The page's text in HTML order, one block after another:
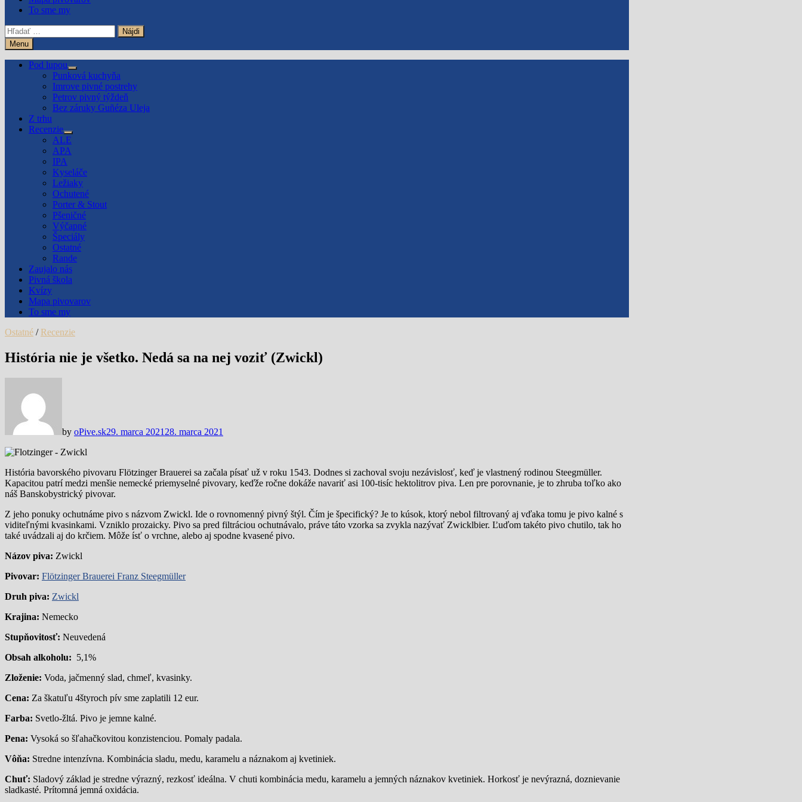
To sme my
Hľadať:
Menu
Pod lupou
Show
sub
menu
Punková kuchyňa
Imrove pivné postrehy
Petrov pivný týždeň
Bez záruky Guñéza Uleja
Z trhu
Recenzie
Show
sub
menu
ALE
APA
IPA
Kyseláče
Ležiaky
Ochutené
Porter & Stout
Pšeničné
Výčapné
Špeciály
Ostatné
Rande
Zaujalo nás
Pivná škola
Kvízy
Mapa pivovarov
To sme my
Ostatné / Recenzie
História nie je všetko. Nedá sa na nej voziť (Zwickl)
by oPive.sk29. marca 2021 28. marca 2021
História bavorského pivovaru Flötzinger Brauerei sa začala písať už v roku 1543. Dodnes si zachoval svoju nezávislosť, keď je vlastnený rodinou Steegmüller.
Kapacitou patrí medzi menšie nemecké priemyselné pivovary, keďže ročne dokáže navariť asi 100-tisíc hektolitrov piva. Len pre porovnanie, je to zhruba toľko ako
náš Banskobystrický pivovar.
Z jeho ponuky ochutnáme pivo s názvom Zwickl. Ide o rovnomenný pivný štýl. Čím je špecifický? Je to kúsok, ktorý nebol filtrovaný aj vďaka tomu je pivo kalné s
viditeľnými kvasinkami. Vzniklo prozaicky. Pivo sa pred filtráciou ochutnávalo, práve táto vzorka sa zvykla nazývať Zwicklbier. Ľuďom takéto pivo chutilo, tak ho
také uvádzali aj do krčiem. Môže ísť o vrchne, alebo aj spodne kvasené pivo.
Názov piva: Zwickl
Pivovar: Flötzinger Brauerei Franz Steegmüller
Druh piva: Zwickl
Krajina: Nemecko
Stupňovitosť: Neuvedená
Obsah alkoholu: 5,1%
Zloženie: Voda, jačmenný slad, chmeľ, kvasinky.
Cena: Za škatuľu 4štyroch pív sme zaplatili 12 eur.
Farba: Svetlo-žltá. Pivo je jemne kalné.
Pena: Vysoká so šľahačkovitou konzistenciou. Pomaly padala.
Vôňa: Stredne intenzívna. Kombinácia sladu, medu, karamelu a náznakom aj kvetiniek.
Chuť: Sladový základ je stredne výrazný, rezkosť ideálna. V chuti kombinácia medu, karamelu a jemných náznakov kvetiniek. Horkosť je nevýrazná, doznievanie
sladkasté. Prítomná jemná oxidácia.